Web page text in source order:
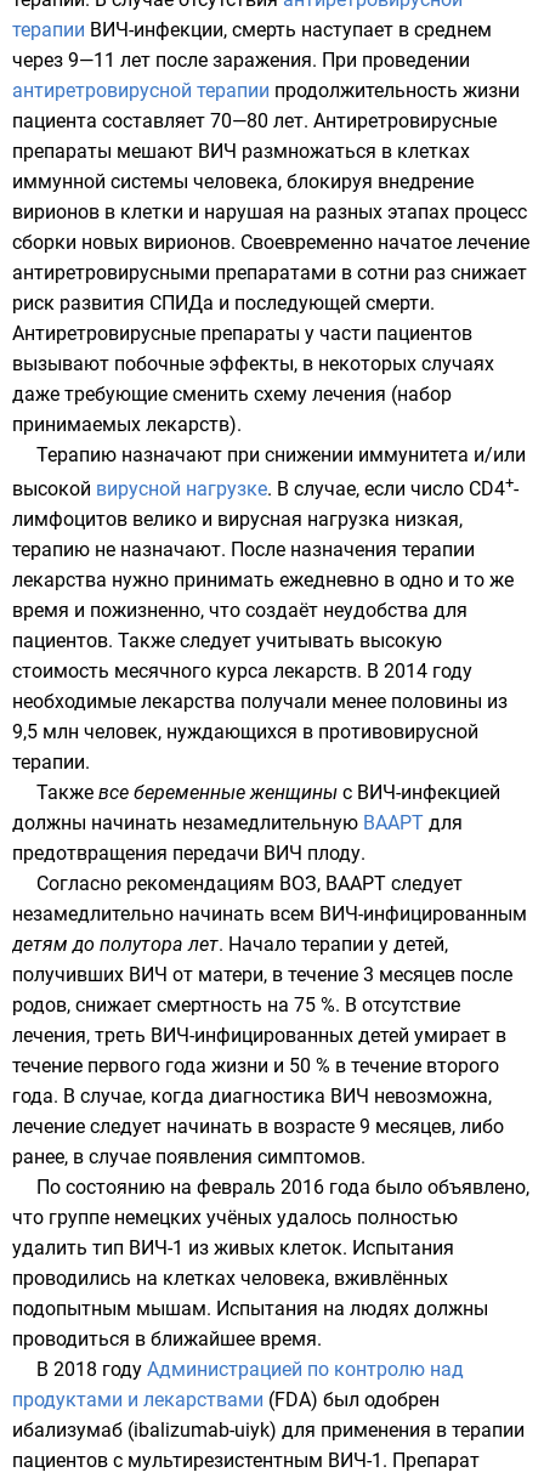
терапии ВИЧ-инфекции, смерть наступает в среднем
через 9—11 лет после заражения. При проведении
антиретровирусной терапии продолжительность жизни
пациента составляет 70—80 лет. Антиретровирусные
препараты мешают ВИЧ размножаться в клетках
иммунной системы человека, блокируя внедрение
вирионов в клетки и нарушая на разных этапах процесс
сборки новых вирионов. Своевременно начатое лечение
антиретровирусными препаратами в сотни раз снижает
риск развития СПИДа и последующей смерти.
Антиретровирусные препараты у части пациентов
вызывают побочные эффекты, в некоторых случаях
даже требующие сменить схему лечения (набор
принимаемых лекарств).
Терапию назначают при снижении иммунитета и/или
высокой вирусной нагрузке. В случае, если число CD4+-
лимфоцитов велико и вирусная нагрузка низкая,
терапию не назначают. После назначения терапии
лекарства нужно принимать ежедневно в одно и то же
время и пожизненно, что создаёт неудобства для
пациентов. Также следует учитывать высокую
стоимость месячного курса лекарств. В 2014 году
необходимые лекарства получали менее половины из
9,5 млн человек, нуждающихся в противовирусной
терапии.
Также все беременные женщины с ВИЧ-инфекцией
должны начинать незамедлительную ВААРТ для
предотвращения передачи ВИЧ плоду.
Согласно рекомендациям ВОЗ, ВААРТ следует
незамедлительно начинать всем ВИЧ-инфицированным
детям до полутора лет. Начало терапии у детей,
получивших ВИЧ от матери, в течение 3 месяцев после
родов, снижает смертность на 75 %. В отсутствие
лечения, треть ВИЧ-инфицированных детей умирает в
течение первого года жизни и 50 % в течение второго
года. В случае, когда диагностика ВИЧ невозможна,
лечение следует начинать в возрасте 9 месяцев, либо
ранее, в случае появления симптомов.
По состоянию на февраль 2016 года было объявлено,
что группе немецких учёных удалось полностью
удалить тип ВИЧ-1 из живых клеток. Испытания
проводились на клетках человека, вживлённых
подопытным мышам. Испытания на людях должны
проводиться в ближайшее время.
В 2018 году Администрацией по контролю над
продуктами и лекарствами (FDA) был одобрен
ибализумаб (ibalizumab-uiyk) для применения в терапии
пациентов с мультирезистентным ВИЧ-1. Препарат